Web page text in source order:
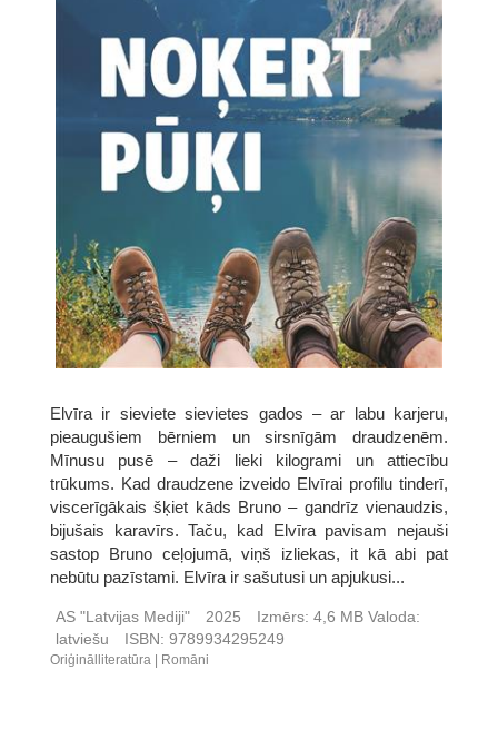
Elvīra ir sieviete sievietes gados – ar labu karjeru,
pieaugušiem bērniem un sirsnīgām draudzenēm.
Mīnusu pusē – daži lieki kilogrami un attiecību
trūkums. Kad draudzene izveido Elvīrai profilu tinderī,
viscerīgākais šķiet kāds Bruno – gandrīz vienaudzis,
bijušais karavīrs. Taču, kad Elvīra pavisam nejauši
sastop Bruno ceļojumā, viņš izliekas, it kā abi pat
nebūtu pazīstami. Elvīra ir sašutusi un apjukusi...
AS "Latvijas Mediji" 2025 Izmērs: 4,6 MB Valoda:
latviešu
ISBN: 9789934295249
Oriģinālliteratūra Romāni